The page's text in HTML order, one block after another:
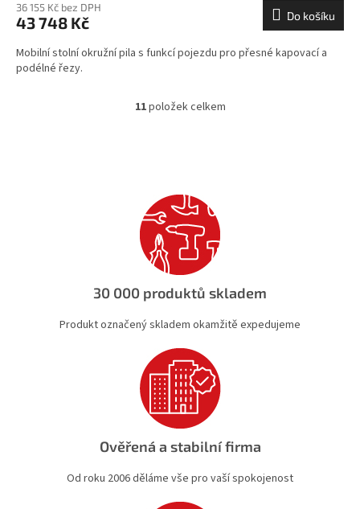
36 155 Kč bez DPH
43 748 Kč Do košíku
Mobilní stolní okružní pila s funkcí pojezdu pro přesné kapovací a
podélné řezy.
O
c
í
p
r
v
y
ý
i
s
u
11položek celkem
30 000 produktů skladem
Produkt označený skladem okamžitě expedujeme
Ověřená a stabilní firma
Od roku 2006 děláme vše pro vaší spokojenost